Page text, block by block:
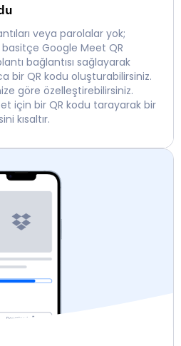
veya parolalar yok;
Google Meet QR
bağlantısı sağlayarak
bir QR kodu oluşturabilirsiniz.
göre özelleştirebilirsiniz.
için bir QR kodu tarayarak bir
kısaltır.